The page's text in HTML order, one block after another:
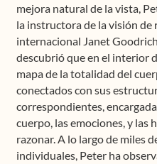
mejora natural de la vista,
la instructora de la visión
internacional Janet
descubrió que en el interior
mapa de la totalidad del
conectados con sus
correspondientes,
cuerpo, las emociones, y las
razonar. A lo largo de miles
individuales, Peter ha